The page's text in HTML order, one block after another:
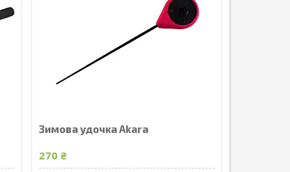
Зимова удочка Akara
270 ₴